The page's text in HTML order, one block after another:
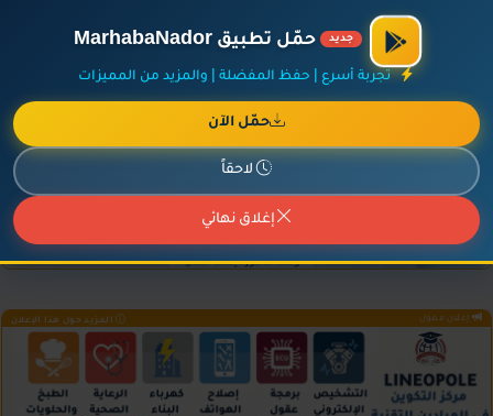
أضف نشاطك مجاناً
جديد حمّل تطبيق MarhabaNador
تجربة أسرع | حفظ المفضلة | والمزيد من المميزات
حمّل الآن
لاحقاً
إغلاق نهائي
إعلان ممول المزيد حول هذا الإعلان
إعلان ممول المزيد حول هذا الإعلان